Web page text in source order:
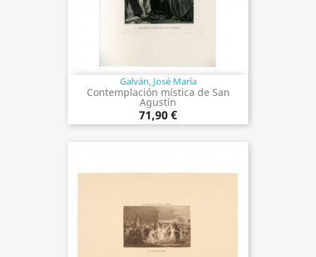
Galván, José María
Contemplación mística de San
Agustín
71,90 €